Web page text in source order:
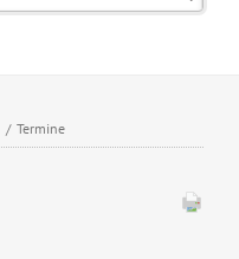
/ Termine